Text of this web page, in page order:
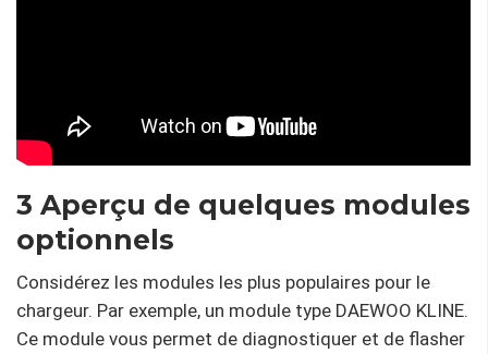
3 Aperçu de quelques modules
optionnels
Considérez les modules les plus populaires pour le
chargeur. Par exemple, un module type DAEWOO KLINE.
Ce module vous permet de diagnostiquer et de flasher